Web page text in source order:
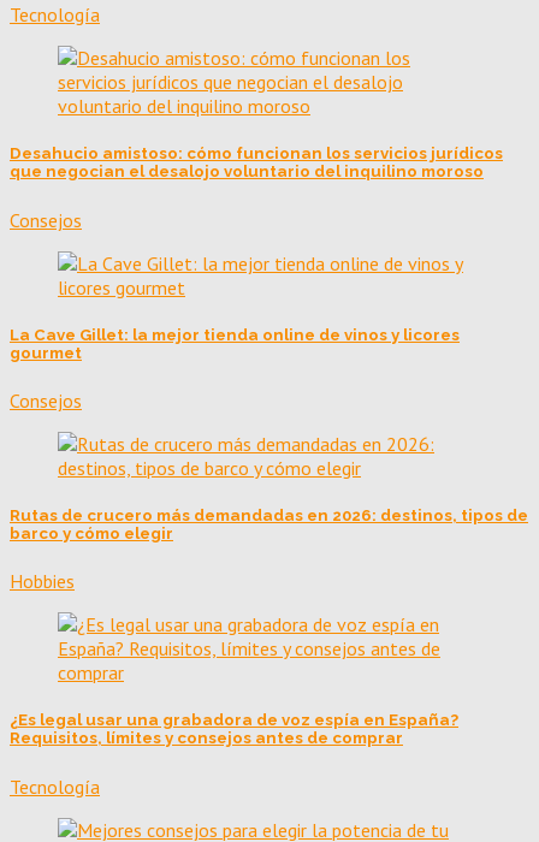
Tecnología
Desahucio amistoso: cómo funcionan los servicios jurídicos
que negocian el desalojo voluntario del inquilino moroso
Consejos
La Cave Gillet: la mejor tienda online de vinos y licores
gourmet
Consejos
Rutas de crucero más demandadas en 2026: destinos, tipos de
barco y cómo elegir
Hobbies
¿Es legal usar una grabadora de voz espía en España?
Requisitos, límites y consejos antes de comprar
Tecnología